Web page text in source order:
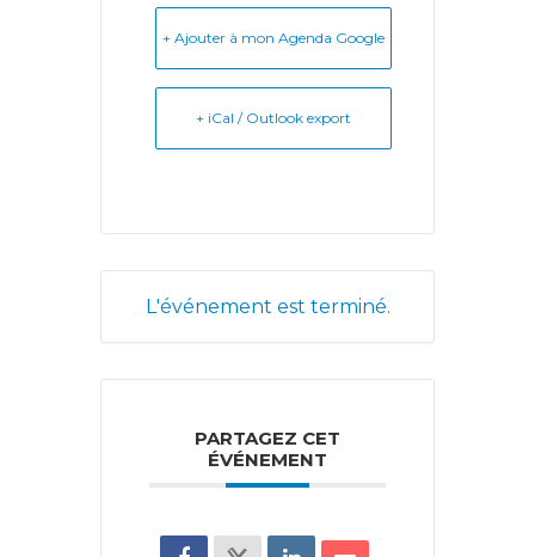
+ Ajouter à mon Agenda Google
+ iCal / Outlook export
L'événement est terminé.
PARTAGEZ CET
ÉVÉNEMENT